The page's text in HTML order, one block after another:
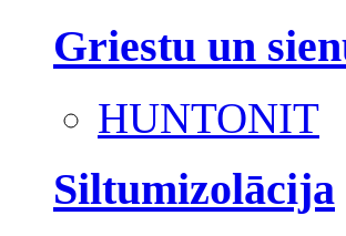
Griestu un
HUNTONIT
Siltumizolācija